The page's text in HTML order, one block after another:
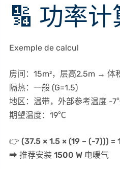
🔢 功率计
Exemple de calcul
房间：15m²，层高2.5m → 体
隔热：一般 (G=1.5)
地区：温带，外部参考温度 -
期望温度：19℃
👉 (37.5 × 1.5 × (19 – (-7))) =
➡ 推荐安装 1500 W 电暖气